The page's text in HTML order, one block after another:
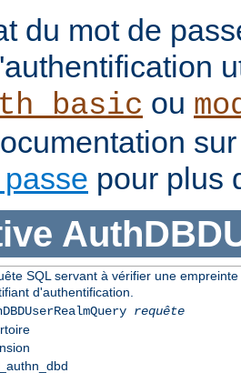
du mot de
ou
pour plus
SQL servant à vérifier une
d'authentification.
requête